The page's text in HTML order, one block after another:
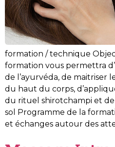
formation / technique
formation vous permettra
de l’ayurvéda, de maitriser
du haut du corps,
du rituel shirotchampi et
sol Programme de la
et échanges autour des